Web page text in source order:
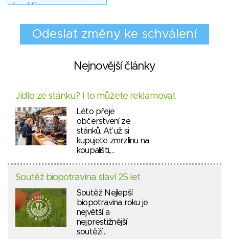
Nejnovější články
Jídlo ze stánku? I to můžete reklamovat
Léto přeje
občerstvení ze
stánků. Ať už si
kupujete zmrzlinu na
koupališti,…
Soutěž biopotravina slaví 25 let
Soutěž Nejlepší
biopotravina roku je
největší a
nejprestižnější
soutěží…